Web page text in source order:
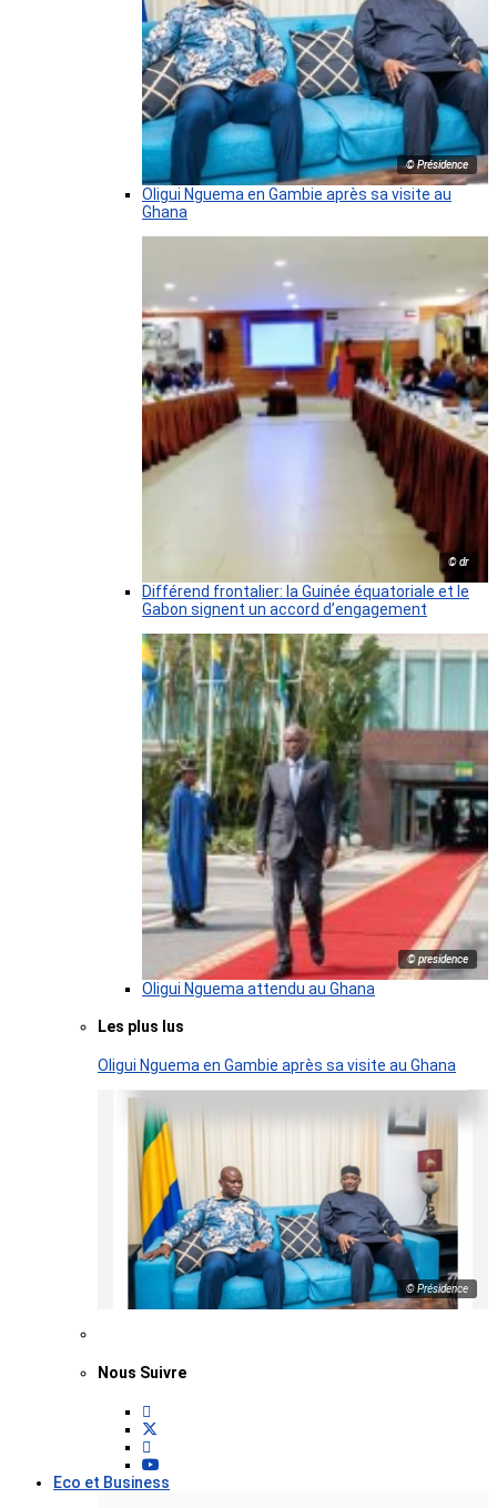
© Présidence
Oligui Nguema en Gambie après sa visite au
Ghana
© dr
Différend frontalier: la Guinée équatoriale et le
Gabon signent un accord d’engagement
© presidence
Oligui Nguema attendu au Ghana
Les plus lus
Oligui Nguema en Gambie après sa visite au Ghana
© Présidence
Nous Suivre
Eco et Business